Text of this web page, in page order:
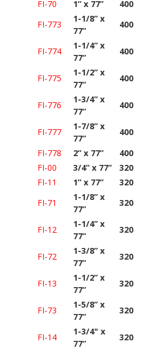
FI-70 1” x 77”
400
FI-773
1-1/8” x
77”
400
FI-774
1-1/4” x
77”
400
FI-775
1-1/2” x
77”
400
FI-776
1-3/4” x
77”
400
FI-777
1-7/8” x
77”
400
FI-778
2” x 77”
400
FI-00
3/4” x 77”
320
FI-11
1” x 77”
320
FI-71
1-1/8” x
77”
320
FI-12
1-1/4” x
77”
320
FI-72
1-3/8” x
77”
320
FI-13
1-1/2” x
77”
320
FI-73
1-5/8” x
77”
320
FI-14
1-3/4" x
77”
320